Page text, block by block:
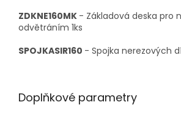
ZDKNE160MK - Základová deska pro
odvětráním 1ks
SPOJKASIR160 - Spojka nerezových
Doplňkové parametry